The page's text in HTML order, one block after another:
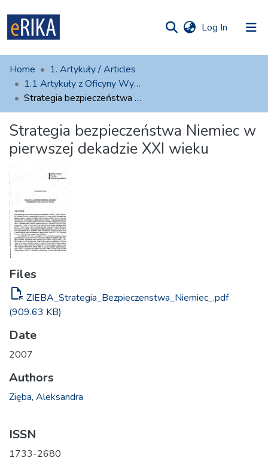
Log In (current)
UAFM
Information
For authors
Help
Contact
Home
1. Artykuły / Articles
1.1 Artykuły z Oficyny Wydawniczej AFM
Strategia bezpieczeństwa Niemiec w pierwszej dekadzie XXI wieku
Strategia bezpieczeństwa Niemiec w
pierwszej dekadzie XXI wieku
Files
file_open ZIEBA_Strategia_Bezpieczenstwa_Niemiec_.pdf
(909.63 KB)
Date
2007
Authors
Zięba, Aleksandra
ISSN
1733-2680